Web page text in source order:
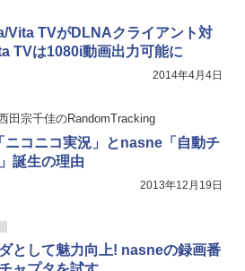
Vita TVがDLNAクライアント対
TVは1080i動画出力可能に
2014年4月4日
田宗千佳のRandomTracking
コニコ実況」とnasne「自動チ
誕生の理由
2013年12月19日
として魅力向上! nasneの録画番